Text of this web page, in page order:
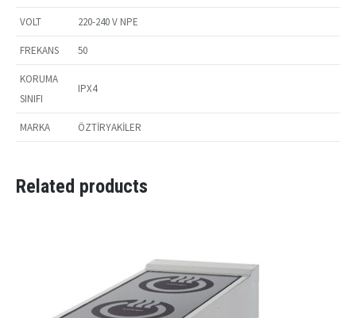
VOLT 220-240 V NPE
FREKANS 50
KORUMA
SINIFI
IPX4
MARKA ÖZTİRYAKİLER
Related products